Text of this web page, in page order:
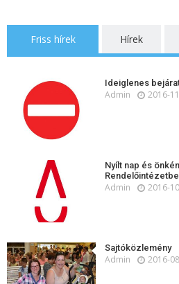
Friss hírek Hírek
Ideiglenes
Admin 2016-
Nyílt nap és
Admin 2016-
Sajtóközlemény
Admin 2016-